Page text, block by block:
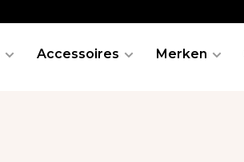
Accessoires Merken